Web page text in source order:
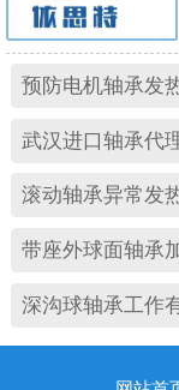
预防电机轴承发
武汉进口轴承代理商教你
滚动轴承异常发
带座外球面轴承
深沟球轴承工作有